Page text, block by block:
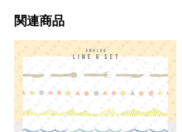
関連商品